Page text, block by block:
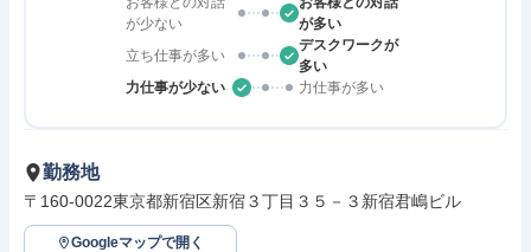
が少ない
が多い
立ち仕事が多い
デスクワークが
多い
力仕事が少ない
力仕事が多い
勤務地
〒160-0022東京都新宿区新宿３丁目３５－３新宿君嶋ビル
Googleマップで開く